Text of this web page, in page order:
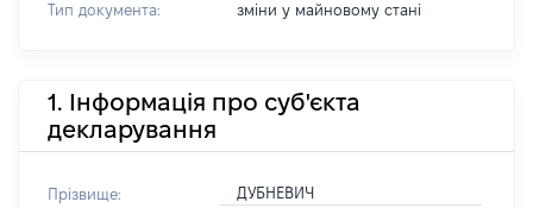
Тип документа:
зміни y майновому стані
1. Інформація про суб'єкта
декларування
Прізвище: ДУБНЕВИЧ